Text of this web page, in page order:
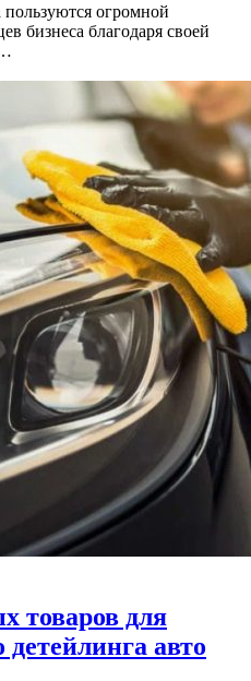
огромной
бизнеса благодаря своей
товаров для
авто